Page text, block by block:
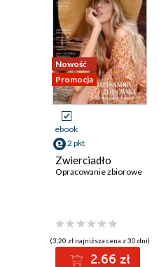
Nowość
Promocja
ebook
2 pkt
Zwierciadło
Opracowanie zbiorowe
(3,20 zł najniższa cena z 30 dni)
2.66 zł